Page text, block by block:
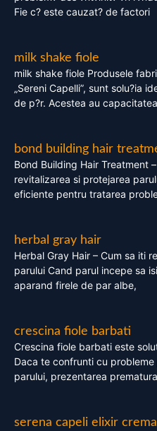
Fie c? este cauzat? de factori
milk shake fiole
milk shake fiole Produsele
„Sereni Capelli”, sunt solu?ia
de p?r. Acestea au
bond building hair
Bond Building Hair Treatment
revitalizarea si protejarea
eficiente pentru tratarea
herbal gray hair
Herbal Gray Hair – Cum sa iti
parului Cand parul incepe sa
aparand firele de par albe,
crescina fiole barbati
Crescina fiole barbati este
Daca te confrunti cu
parului, prezentarea
serena capeli elixir crema